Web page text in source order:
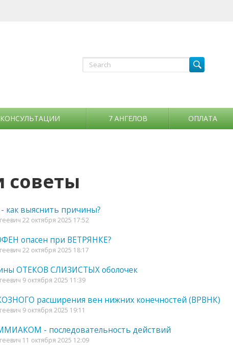
КОНСУЛЬТАЦИИ 7 АНГЕЛОВ ОПЛАТА
советы
выяснить причины?
22 октября 2025 17:52
опасен при ВЕТРЯНКЕ?
22 октября 2025 18:17
ОТЕКОВ СЛИЗИСТЫХ оболочек
9 октября 2025 11:39
расширения вен нижних конечностей (ВРВНК)
9 октября 2025 19:11
- последовательность действий
11 октября 2025 12:09